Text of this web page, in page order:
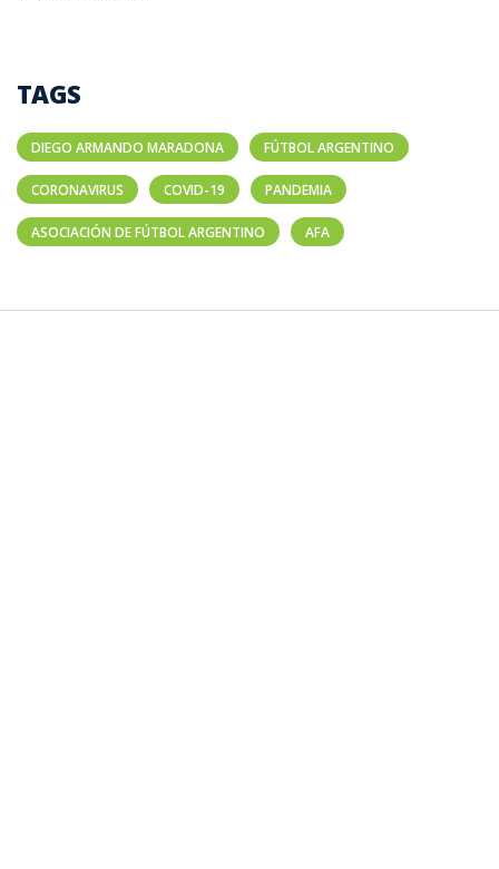
TAGS
DIEGO ARMANDO MARADONA FÚTBOL ARGENTINO
CORONAVIRUS COVID-19 PANDEMIA
ASOCIACIÓN DE FÚTBOL ARGENTINO AFA